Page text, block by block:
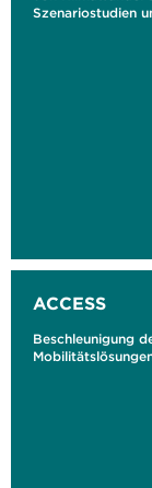
Szenariostudien
ACCESS
Beschleunigung